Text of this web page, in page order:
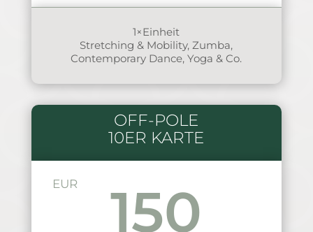
1×Einheit
Stretching & Mobility, Zumba,
Contemporary Dance, Yoga & Co.
OFF-POLE
10ER KARTE
EUR 150